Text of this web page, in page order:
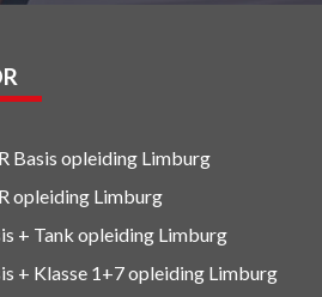
Basis opleiding Limburg
opleiding Limburg
+ Tank opleiding Limburg
+ Klasse 1+7opleiding Limburg